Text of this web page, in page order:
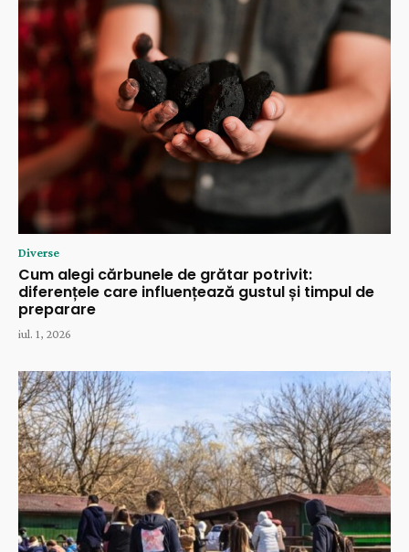
Diverse
Cum alegi cărbunele de grătar potrivit:
diferențele care influențează gustul și timpul de
preparare
iul. 1, 2026